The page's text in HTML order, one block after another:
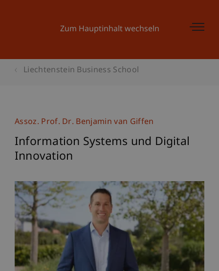
Zum Hauptinhalt wechseln
Liechtenstein Business School
Assoz. Prof. Dr. Benjamin van Giffen
Information Systems und Digital
Innovation